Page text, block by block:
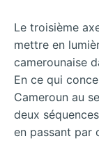
Le troisième
mettre en
camerounaise
En ce qui
Cameroun au
deux
en passant par